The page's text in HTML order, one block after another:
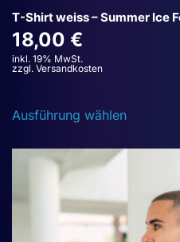
T-Shirt weiss – Summer Ice
18,00 €
inkl. 19% MwSt.
zzgl. Versandkosten
Ausführung wählenProdukt
Die
Optionen